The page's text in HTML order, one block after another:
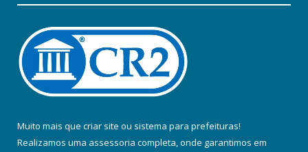
Muito mais que criar site ou sistema para prefeituras!
Realizamos uma assessoria completa, onde garantimos em